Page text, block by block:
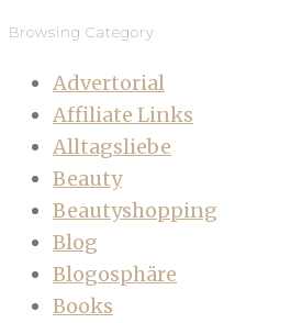
Browsing Category
Advertorial
Affiliate Links
Alltagsliebe
Beauty
Beautyshopping
Blog
Blogosphäre
Books